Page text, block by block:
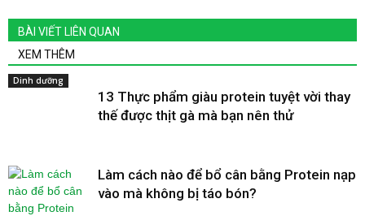
BÀI VIẾT LIÊN QUAN
XEM THÊM
Dinh dưỡng
13 Thực phẩm giàu protein tuyệt vời thay
thế được thịt gà mà bạn nên thử
Làm cách nào để bổ cân bằng Protein nạp
vào mà không bị táo bón?